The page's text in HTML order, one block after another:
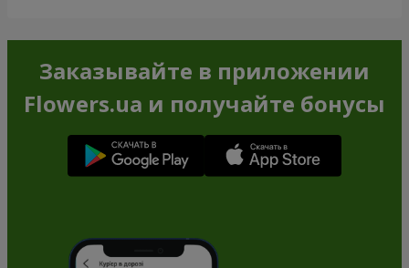
Заказывайте в приложении
Flowers.ua и получайте бонусы